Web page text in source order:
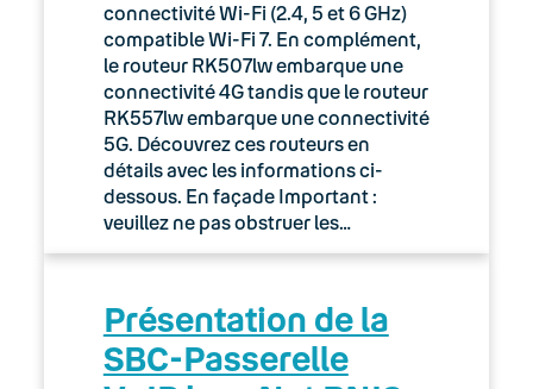
connectivité Wi-Fi (2.4, 5 et 6 GHz)
compatible Wi-Fi 7. En complément,
le routeur RK507lw embarque une
connectivité 4G tandis que le routeur
RK557lw embarque une connectivité
5G. Découvrez ces routeurs en
détails avec les informations ci-
dessous. En façade Important :
veuillez ne pas obstruer les…
Présentation de la
SBC-Passerelle